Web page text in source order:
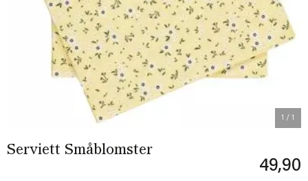
1 / 1
Serviett Småblomster
49,90